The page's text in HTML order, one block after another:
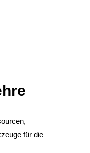
für die